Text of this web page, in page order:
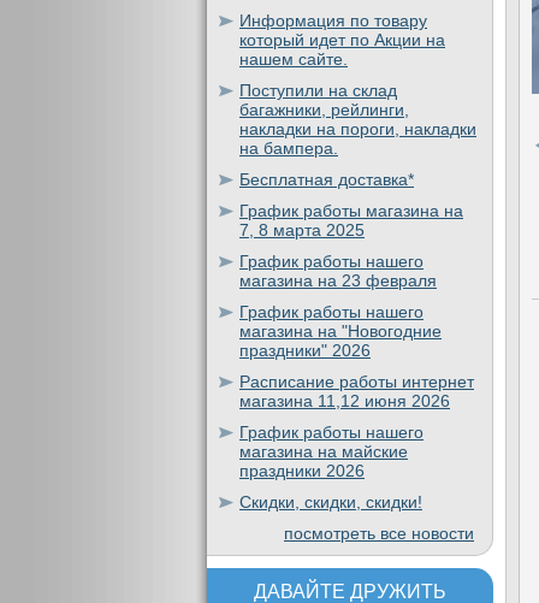
Информация по товару
который идет по Акции на
нашем сайте.
Поступили на склад
багажники, рейлинги,
накладки на пороги, накладки
на бампера.
Бесплатная доставка*
График работы магазина на
7, 8 марта 2025
График работы нашего
магазина на 23 февраля
График работы нашего
магазина на "Новогодние
праздники" 2026
Расписание работы интернет
магазина 11,12 июня 2026
График работы нашего
магазина на майские
праздники 2026
Скидки, скидки, скидки!
посмотреть все новости
ДАВАЙТЕ ДРУЖИТЬ